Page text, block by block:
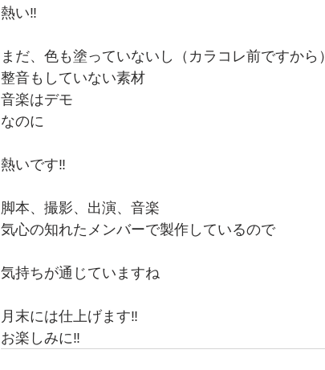
熱い‼️
まだ、色も塗っていないし（カラコレ前ですから）
整音もしていない素材
音楽はデモ
なのに
熱いです‼️
脚本、撮影、出演、音楽
気心の知れたメンバーで製作しているので
気持ちが通じていますね
月末には仕上げます‼️
お楽しみに‼️